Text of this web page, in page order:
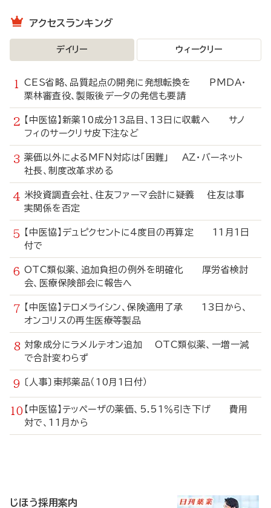
アクセスランキング
デイリー ウィークリー
CES省略、品質起点の開発に発想転換を PMDA・
栗林審査役、製販後データの発信も要請
【中医協】新薬10成分13品目、13日に収載へ サノ
フィのサークリサ皮下注など
薬価以外によるMFN対応は「困難」 AZ・バーネット
社長、制度改革求める
米投資調査会社、住友ファーマ会計に疑義 住友は事
実関係を否定
【中医協】デュピクセントに4度目の再算定 11月1日
付で
OTC類似薬、追加負担の例外を明確化 厚労省検討
会、医療保険部会に報告へ
【中医協】テロメライシン、保険適用了承 13日から、
オンコリスの再生医療等製品
対象成分にラメルテオン追加 OTC類似薬、一増一減
で合計変わらず
〔人事〕東邦薬品（10月1日付）
【中医協】テッペーザの薬価、5.51％引き下げ 費用
対で、11月から
じほう採用案内